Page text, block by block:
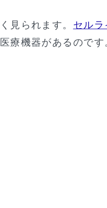
見られます。 セルラ
療機器があるのです